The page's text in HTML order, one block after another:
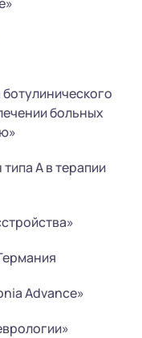
больных
А в терапии
Advance»